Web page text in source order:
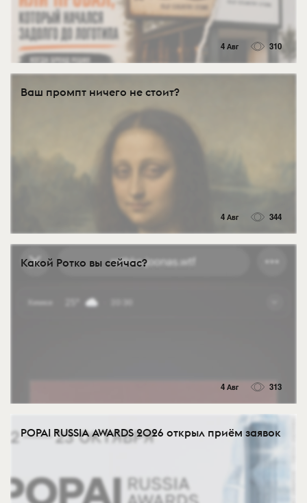
4 Авг 310
Ваш промпт ничего не стоит?
4 Авг 344
Какой Ротко вы сейчас?
4 Авг 313
POPAI RUSSIA AWARDS 2026 открыл приём заявок